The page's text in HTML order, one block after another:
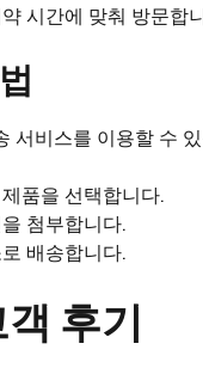
시간에 맞춰 방문합
서비스를 이용할 수
품을 선택합니다.
첨부합니다.
배송합니다.
후기